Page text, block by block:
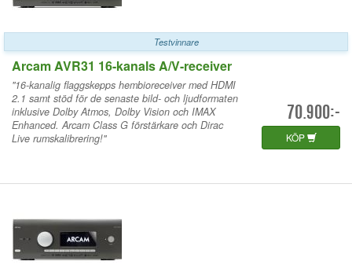
Testvinnare
Arcam AVR31 16-kanals A/V-receiver
70.900:-
KÖP
"16-kanalig flaggskepps hembioreceiver med HDMI
2.1 samt stöd för de senaste bild- och ljudformaten
inklusive Dolby Atmos, Dolby Vision och IMAX
Enhanced. Arcam Class G förstärkare och Dirac
Live rumskalibrering!"